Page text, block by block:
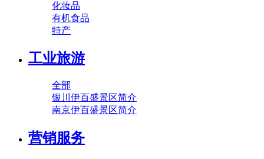
化妆品
有机食品
特产
工业旅游
全部
银川伊百盛景区简介
南京伊百盛景区简介
营销服务